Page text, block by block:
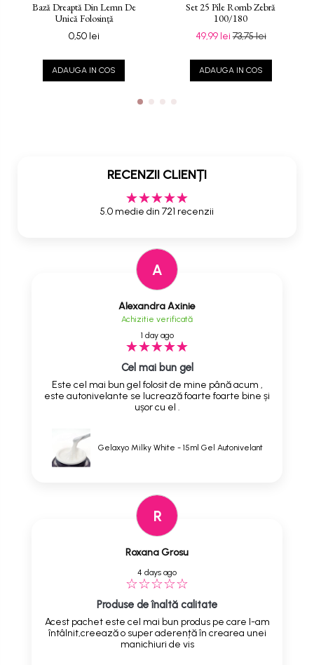
Bază Dreaptă Din Lemn De
Unică Folosință
0,50 lei
ADAUGA IN COS
Set 25 Pile Romb Zebră
100/180
49,99 lei73,75 lei
ADAUGA IN COS
RECENZII CLIENȚI
5.0 medie din 721 recenzii
A
Alexandra Axinie
Achizitie verificată
1 day ago
Cel mai bun gel
Este cel mai bun gel folosit de mine până acum ,
este autonivelante se lucrează foarte foarte bine și
ușor cu el .
Gelaxyo Milky White - 15ml Gel Autonivelant
R
Roxana Grosu
4 days ago
Produse de înaltă calitate
Acest pachet este cel mai bun produs pe care l-am
întâlnit,creează o super aderență în crearea unei
manichiuri de vis